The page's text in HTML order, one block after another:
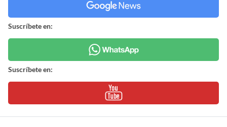
Suscríbete en:
Suscríbete en: